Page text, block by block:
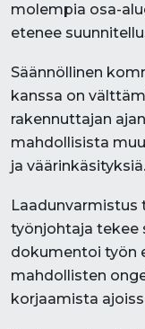
molempia osa-
etenee
Säännöllinen
kanssa on
rakennuttajan
mahdollisista
ja väärinkäsityksiä.
Laadunvarmistus
työnjohtaja tekee
dokumentoi työn
mahdollisten
korjaamista